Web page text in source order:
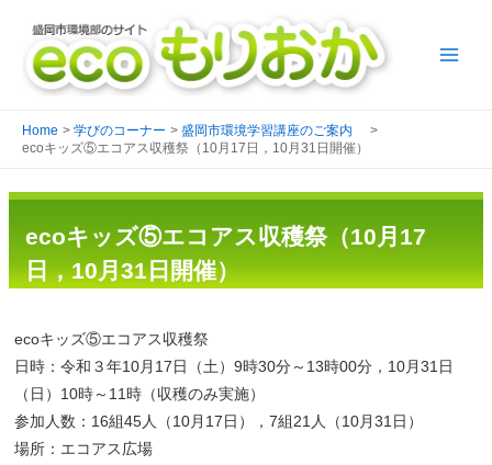
Home 学びのコーナー
盛岡市環境学習講座のご案内
ecoキッズ⑤エコアス収穫祭（10月17日，10月31日開催）
ecoキッズ⑤エコアス収穫祭（10月17
日，10月31日開催）
ecoキッズ⑤エコアス収穫祭
日時：令和３年10月17日（土）9時30分～13時00分，10月31日
（日）10時～11時（収穫のみ実施）
参加人数：16組45人（10月17日），7組21人（10月31日）
場所：エコアス広場